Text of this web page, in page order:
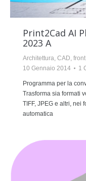
Print2Cad AI
2023 A
Architettura, CAD,
10 Gennaio 2014
1
Programma per la
Trasforma sia formati
TIFF, JPEG e altri, nei
automatica